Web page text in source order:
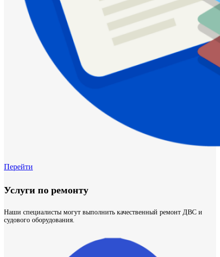
Перейти
Услуги по ремонту
Наши специалисты могут выполнить качественный ремонт ДВС и
судового оборудования.